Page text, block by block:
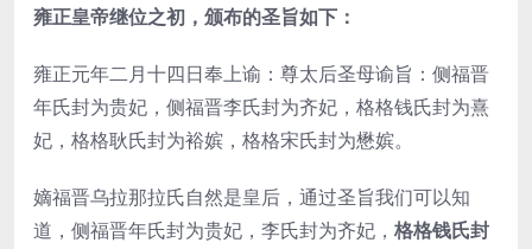
雍正皇帝继位之初，颁布的圣旨如下：
雍正元年二月十四日奉上谕：尊太后圣母谕旨：侧福晋
年氏封为贵妃，侧福晋李氏封为齐妃，格格钱氏封为熹
妃，格格耿氏封为裕嫔，格格宋氏封为懋嫔。
嫡福晋乌拉那拉氏自然是皇后，通过圣旨我们可以知
道，侧福晋年氏封为贵妃，李氏封为齐妃， 格格钱氏封